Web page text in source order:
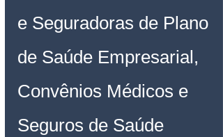
e Seguradoras de Plano
de Saúde Empresarial,
Convênios Médicos e
Seguros de Saúde